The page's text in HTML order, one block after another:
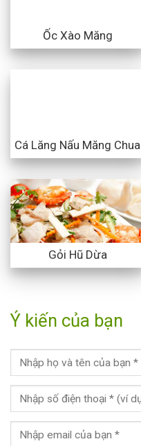
Ốc Xào Măng
Cá Lăng Nấu Măng Chua
Gỏi Hũ Dừa
Ý kiến của bạn